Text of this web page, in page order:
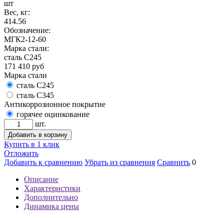
шт
Вес, кг:
414.56
Обозначение:
МГК2-12-60
Марка стали:
сталь С245
171 410 руб
Марка стали
сталь С245
сталь С345
Антикоррозионное покрытие
горячее оцинкование
шт.
Добавить в корзину
Купить в 1 клик
Отложить
Добавить к сравнению Убрать из сравнения Сравнить 0
Описание
Характеристики
Дополнительно
Динамика цены